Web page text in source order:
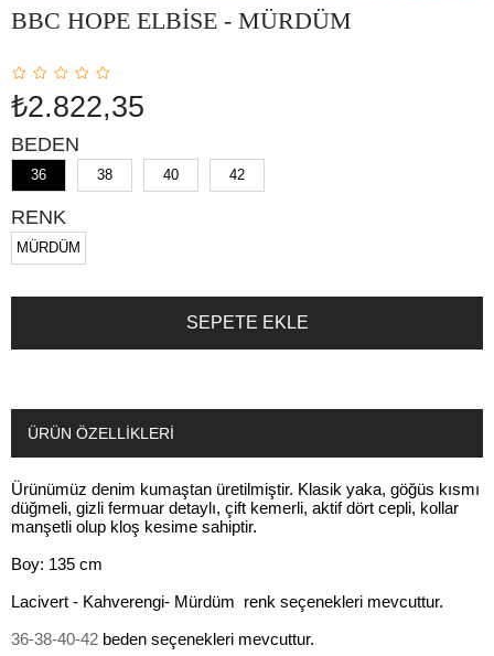
BBC HOPE ELBİSE - MÜRDÜM
₺2.822,35
BEDEN
36 38 40 42
RENK
MÜRDÜM
ÜRÜN ÖZELLIKLERI
Ürünümüz denim kumaştan üretilmiştir. Klasik yaka, göğüs kısmı
düğmeli, gizli fermuar detaylı, çift kemerli, aktif dört cepli, kollar
manşetli olup kloş kesime sahiptir.
Boy: 135 cm
Lacivert - Kahverengi- Mürdüm renk seçenekleri mevcuttur.
36-38-40-42 beden seçenekleri mevcuttur.